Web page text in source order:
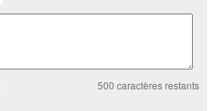
500 caractères restants